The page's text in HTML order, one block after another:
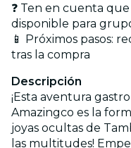
❓ Ten en cuenta
disponible para
📱 Próximos pasos:
tras la compra
Descripción
¡Esta aventura
Amazingco es la
joyas ocultas de
las multitudes!